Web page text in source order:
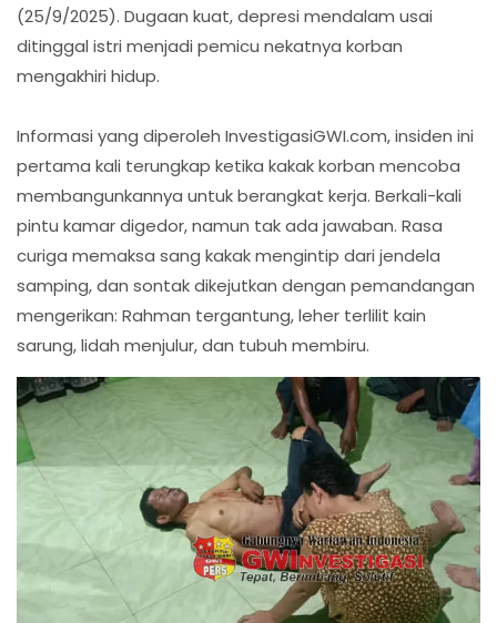
(25/9/2025). Dugaan kuat, depresi mendalam usai
ditinggal istri menjadi pemicu nekatnya korban
mengakhiri hidup.
Informasi yang diperoleh InvestigasiGWI.com, insiden ini
pertama kali terungkap ketika kakak korban mencoba
membangunkannya untuk berangkat kerja. Berkali-kali
pintu kamar digedor, namun tak ada jawaban. Rasa
curiga memaksa sang kakak mengintip dari jendela
samping, dan sontak dikejutkan dengan pemandangan
mengerikan: Rahman tergantung, leher terlilit kain
sarung, lidah menjulur, dan tubuh membiru.